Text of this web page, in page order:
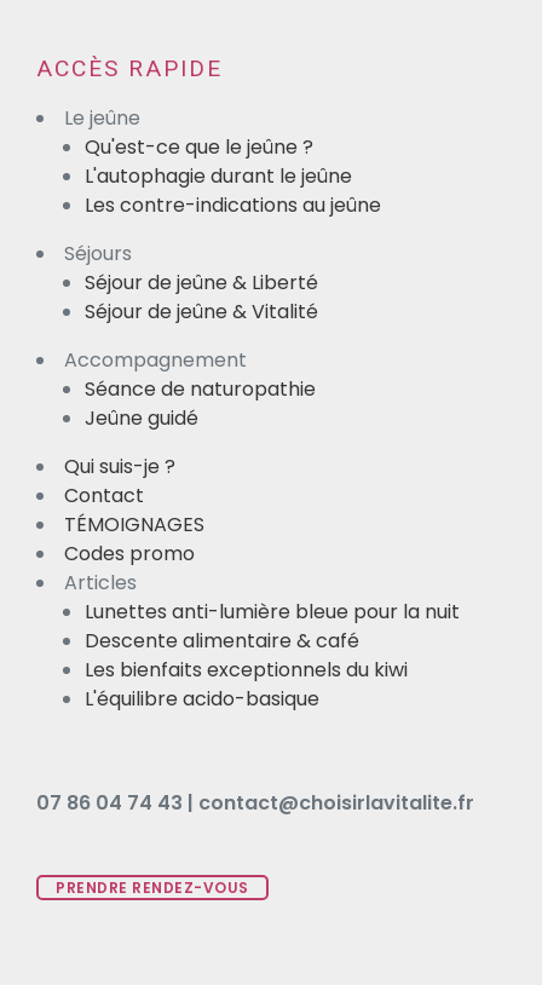
ACCÈS RAPIDE
Le jeûne
Qu'est-ce que le jeûne ?
L'autophagie durant le jeûne
Les contre-indications au jeûne
Séjours
Séjour de jeûne & Liberté
Séjour de jeûne & Vitalité
Accompagnement
Séance de naturopathie
Jeûne guidé
Qui suis-je ?
Contact
TÉMOIGNAGES
Codes promo
Articles
Lunettes anti-lumière bleue pour la nuit
Descente alimentaire & café
Les bienfaits exceptionnels du kiwi
L'équilibre acido-basique
07 86 04 74 43 | contact@choisirlavitalite.fr
PRENDRE RENDEZ-VOUS